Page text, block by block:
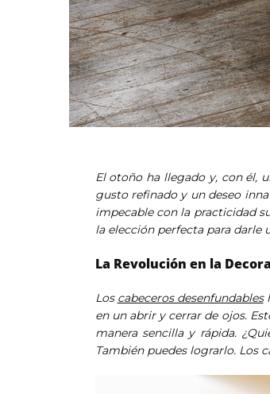
El otoño ha llegado y, con él,
gusto refinado y un deseo
impecable con la practicidad
la elección perfecta para darle
La Revolución en la
Los cabeceros desenfundables
en un abrir y cerrar de ojos.
manera sencilla y rápida.
También puedes lograrlo. Los